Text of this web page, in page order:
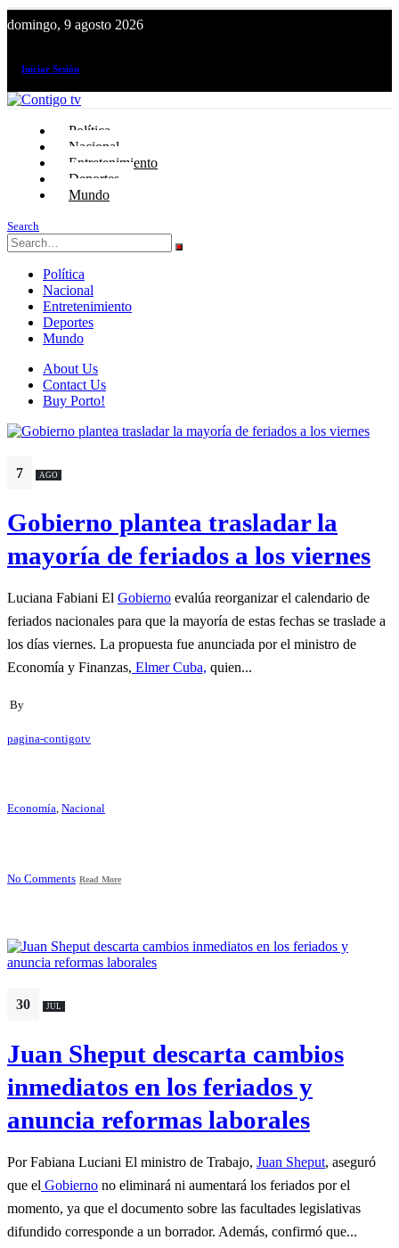
domingo, 9 agosto 2026
Iniciar Sesión
Política
Nacional
Entretenimiento
Deportes
Mundo
Search
Política
Nacional
Entretenimiento
Deportes
Mundo
About Us
Contact Us
Buy Porto!
7 AGO
Gobierno plantea trasladar la
mayoría de feriados a los viernes
Luciana Fabiani El Gobierno evalúa reorganizar el calendario de
feriados nacionales para que la mayoría de estas fechas se traslade a
los días viernes. La propuesta fue anunciada por el ministro de
Economía y Finanzas, Elmer Cuba, quien...
By
pagina-contigotv
Economía Nacional
No Comments Read More
30 JUL
Juan Sheput descarta cambios
inmediatos en los feriados y
anuncia reformas laborales
Por Fabiana Luciani El ministro de Trabajo, Juan Sheput, aseguró
que el Gobierno no eliminará ni aumentará los feriados por el
momento, ya que el documento sobre las facultades legislativas
difundido corresponde a un borrador. Además, confirmó que...